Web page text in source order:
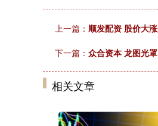
上一篇： 顺发配资 股价大
下一篇： 众合资本 龙图光
相关文章